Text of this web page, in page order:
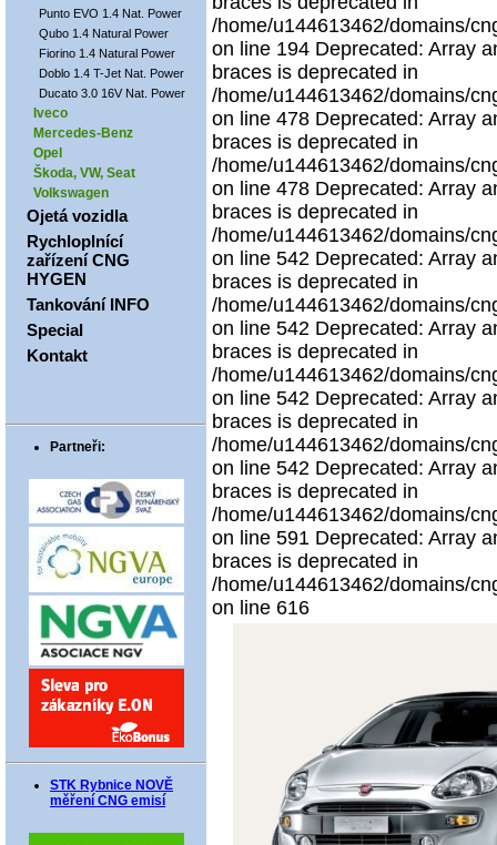
/home/u144613462/domains/
on line 194 Deprecated: Array
braces is deprecated in
/home/u144613462/domains/
on line 478 Deprecated: Array
braces is deprecated in
/home/u144613462/domains/
on line 478 Deprecated: Array
braces is deprecated in
/home/u144613462/domains/
on line 542 Deprecated: Array
braces is deprecated in
/home/u144613462/domains/
on line 542 Deprecated: Array
braces is deprecated in
/home/u144613462/domains/
on line 542 Deprecated: Array
braces is deprecated in
/home/u144613462/domains/
on line 542 Deprecated: Array
braces is deprecated in
/home/u144613462/domains/
on line 591 Deprecated: Array
braces is deprecated in
/home/u144613462/domains/
on line 616
Punto EVO 1.4 Nat. Power
Qubo 1.4 Natural Power
Fiorino 1.4 Natural Power
Doblo 1.4 T-Jet Nat. Power
Ducato 3.0 16V Nat. Power
Iveco
Mercedes-Benz
Opel
Škoda, VW, Seat
Volkswagen
Ojetá vozidla
Rychloplnící
zařízení CNG
HYGEN
Tankování INFO
Special
Kontakt
Partneři:
STK Rybnice NOVĚ
měření CNG emisí